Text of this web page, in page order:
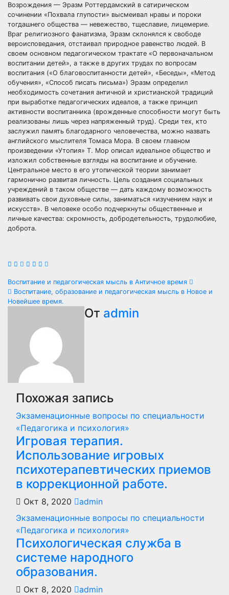
Возрождения — Эразм Роттердамский в сатирическом
сочинении «Похвала глупости» высмеивал нравы и пороки
тогдашнего общества — невежество, тщеславие, лицемерие.
Враг религиозного фанатизма, Эразм склонялся к свободе
вероисповедания, отстаивал природное равенство людей. В
своем основном педагогическом трактате «О первоначальном
воспитании детей», а также в других трудах по вопросам
воспитания («О благовоспитанности детей», «Беседы», «Метод
обучения», «Способ писать письма») Эразм определил
необходимость сочетания античной и христианской традиций
при выработке педагогических идеалов, а также принцип
активности воспитанника (врожденные способности могут быть
реализованы лишь через напряженный труд). Среди тех, кто
заслужил память благодарного человечества, можно назвать
английского мыслителя Томаса Мора. В своем главном
произведении «Утопия» Т. Мор описал идеальное общество и
изложил собственные взгляды на воспитание и обучение.
Центральное место в его утопической теории занимает
гармонично развитая личность. Цель создания социальных
учреждений в таком обществе — дать каждому возможность
развивать свои духовные силы, заниматься «изучением наук и
искусств». В человеке особо подчеркнуты общественные и
личные качества: скромность, добродетельность, трудолюбие,
доброта.
Навигация
по
записям
Воспитание и педагогическая мысль в Античное время
Воспитание, образование и педагогическая мысль в Новое и
Новейшее время.
От admin
Похожая запись
Экзаменационные вопросы по специальности
«Педагогика и психология»
Игровая терапия.
Использование игровых
психотерапевтических приемов
в коррекционной работе.
Окт 8, 2020
admin
Экзаменационные вопросы по специальности
«Педагогика и психология»
Психологическая служба в
системе народного
образования.
Окт 8, 2020
admin